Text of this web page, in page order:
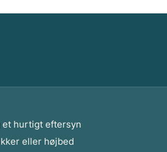
et hurtigt eftersyn
eller højbed